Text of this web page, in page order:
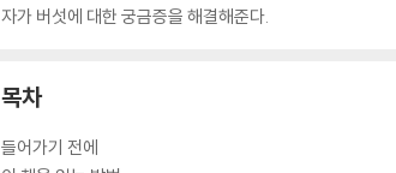
자가 버섯에 대한 궁금증을 해결해준다.
목차
들어가기 전에